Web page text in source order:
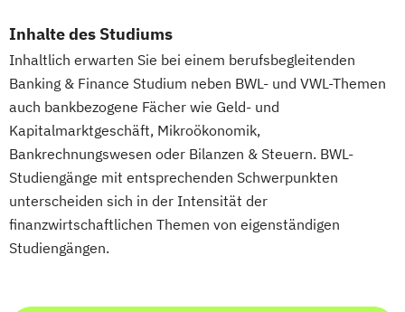
Coach/in
Rechnungswesen für das Management
Sales & Management
Sanierungs und & Insolvenzmanagement
Service Leadership Certificate - Lufthansa
Social-Media- und E-Marketing-Manager/in
Spanisch - Diploma de Español (Nivel
Inhalte des Studiums
Inhaltlich erwarten Sie bei einem berufsbegleitenden
Banking & Finance Studium neben BWL- und VWL-Themen
auch bankbezogene Fächer wie Geld- und
Kapitalmarktgeschäft, Mikroökonomik,
Bankrechnungswesen oder Bilanzen & Steuern. BWL-
Studiengänge mit entsprechenden Schwerpunkten
unterscheiden sich in der Intensität der
finanzwirtschaftlichen Themen von eigenständigen
Studiengängen.